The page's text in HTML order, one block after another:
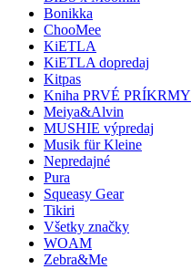
Bonikka
ChooMee
KiETLA
KiETLA dopredaj
Kitpas
Kniha PRVÉ PRÍKRMY
Meiya&Alvin
MUSHIE výpredaj
Musik für Kleine
Nepredajné
Pura
Squeasy Gear
Tikiri
Všetky značky
WOAM
Zebra&Me